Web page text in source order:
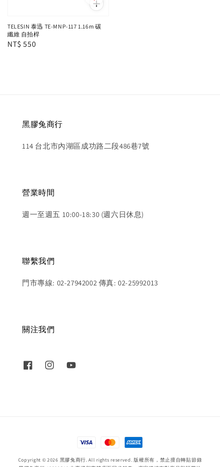
TELESIN 泰迅 TE-MNP-117 1.16m 碳
纖維 自拍桿
Regular
NT$ 550
黑膠兔商行
114 台北市內湖區成功路二段486巷7號
營業時間
週一至週五 10:00-18:30 (週六日休息)
聯繫我們
門市專線: 02-27942002 傳真: 02-25992013
關注我們
Copyright © 2026 黑膠兔商行. All rights reserved. 版權所有，禁止擅自轉貼節錄